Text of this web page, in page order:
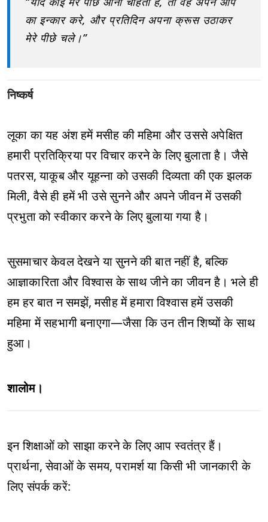
का इन्कार करे, और प्रतिदिन अपना क्रूस उठाकर
मेरे पीछे चले।”
निष्कर्ष
लूका का यह अंश हमें मसीह की महिमा और उससे अपेक्षित
हमारी प्रतिक्रिया पर विचार करने के लिए बुलाता है। जैसे
पतरस, याकूब और यूहन्ना को उसकी दिव्यता की एक झलक
मिली, वैसे ही हमें भी उसे सुनने और अपने जीवन में उसकी
प्रभुता को स्वीकार करने के लिए बुलाया गया है।
सुसमाचार केवल देखने या सुनने की बात नहीं है, बल्कि
आज्ञाकारिता और विश्वास के साथ जीने का जीवन है। भले ही
हम हर बात न समझें, मसीह में हमारा विश्वास हमें उसकी
महिमा में सहभागी बनाएगा—जैसा कि उन तीन शिष्यों के साथ
हुआ।
शालोम।
इन शिक्षाओं को साझा करने के लिए आप स्वतंत्र हैं।
प्रार्थना, सेवाओं के समय, परामर्श या किसी भी जानकारी के
लिए संपर्क करें: